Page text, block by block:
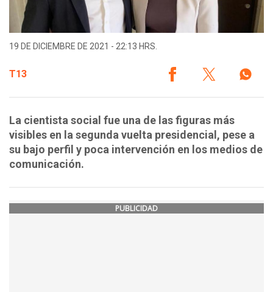
19 DE DICIEMBRE DE 2021 - 22:13 HRS.
T13
La cientista social fue una de las figuras más
visibles en la segunda vuelta presidencial, pese a
su bajo perfil y poca intervención en los medios de
comunicación.
PUBLICIDAD